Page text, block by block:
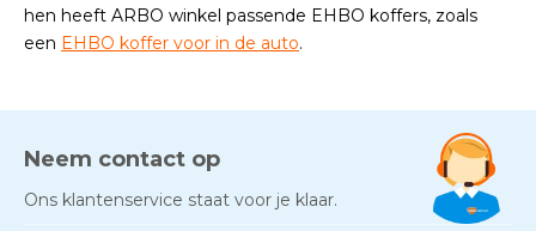
hen heeft ARBO winkel passende EHBO koffers, zoals
een EHBO koffer voor in de auto.
Neem contact op
Ons klantenservice staat voor je klaar.